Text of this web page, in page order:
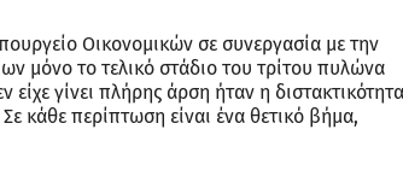
Οικονομικών σε συνεργασία με την
μόνο το τελικό στάδιο του τρίτου πυλώνα
γίνει πλήρης άρση ήταν η διστακτικότητα
κάθε περίπτωση είναι ένα θετικό βήμα,